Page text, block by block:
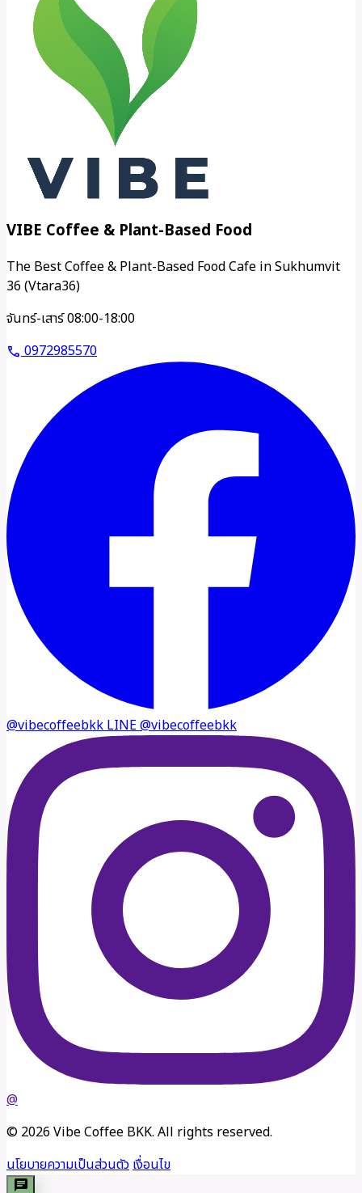
VIBE Coffee & Plant-Based Food
The Best Coffee & Plant-Based Food Cafe in Sukhumvit
36 (Vtara36)
จันทร์-เสาร์ 08:00-18:00
call 0972985570
@vibecoffeebkkLINE@vibecoffeebkk
@
© 2026 Vibe Coffee BKK. All rights reserved.
นโยบายความเป็นส่วนตัวเงื่อนไข
chat